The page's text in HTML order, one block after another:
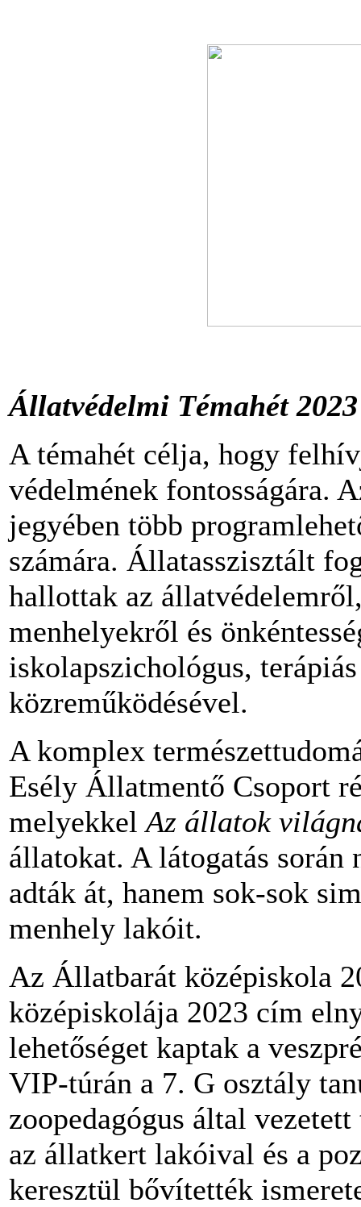
Állatvédelmi Témahét 2023
A témahét célja, hogy
védelmének fontosságára.
jegyében több
számára. Állatasszisztált
hallottak az
menhelyekről és
iskolapszichológus,
közreműködésével.
A komplex
Esély Állatmentő Csoport
melyekkelAz állatok
állatokat. A látogatás során
adták át, hanem sok-sok
menhely lakóit.
Az Állatbarát középiskola
középiskolája 2023 cím
lehetőséget kaptak a
VIP-túrán a 7. G osztály
zoopedagógus által
az állatkert lakóival és a
keresztül bővítették